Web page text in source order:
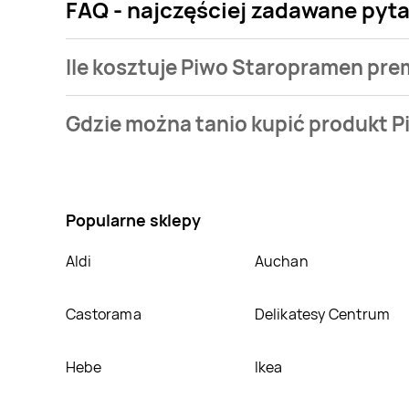
FAQ - najczęściej zadawane
Ile kosztuje Piwo Staropramen
jaką mamy w naszej bazie jest z sieci Netto. Piwo
Gdzie można tanio kupić produkt
Popularne sklepy
Aldi Auchan
Castorama Delikatesy Centrum
Hebe Ikea